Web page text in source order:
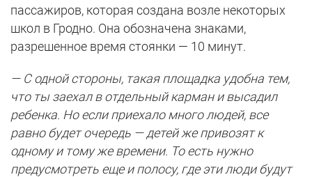
пассажиров, которая создана возле некоторых
школ в Гродно. Она обозначена знаками,
разрешенное время стоянки — 10 минут.
— С одной стороны, такая площадка удобна тем,
что ты заехал в отдельный карман и высадил
ребенка. Но если приехало много людей, все
равно будет очередь — детей же привозят к
одному и тому же времени. То есть нужно
предусмотреть еще и полосу, где эти люди будут